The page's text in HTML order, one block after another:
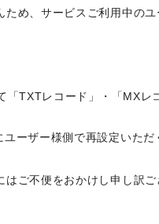
め、サービスご利用中の
TXTレコード」・「MXレ
ーザー様側で再設定いただ
ご不便をおかけし申し訳